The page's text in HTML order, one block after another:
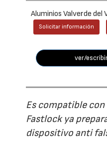
Aluminios Valverde del
Solicitar información
ver/
Es compatible
Fastlock ya
dispositivo anti